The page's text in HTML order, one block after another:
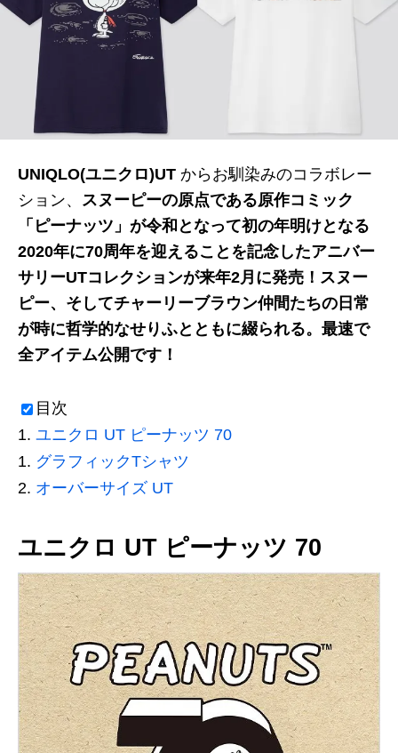
UNIQLO(ユニクロ)UT からお馴染みのコラボレー
ション、 スヌーピーの原点である原作コミック
「ピーナッツ」が令和となって初の年明けとなる
2020年に70周年を迎えることを記念したアニバー
サリーUTコレクションが来年2月に発売！ スヌー
ピー、そしてチャーリーブラウン仲間たちの日常
が時に哲学的なせりふとともに綴られる。 最速で
全アイテム公開です！
目次
ユニクロ UT ピーナッツ 70
グラフィックTシャツ
オーバーサイズ UT
ユニクロ UT ピーナッツ 70